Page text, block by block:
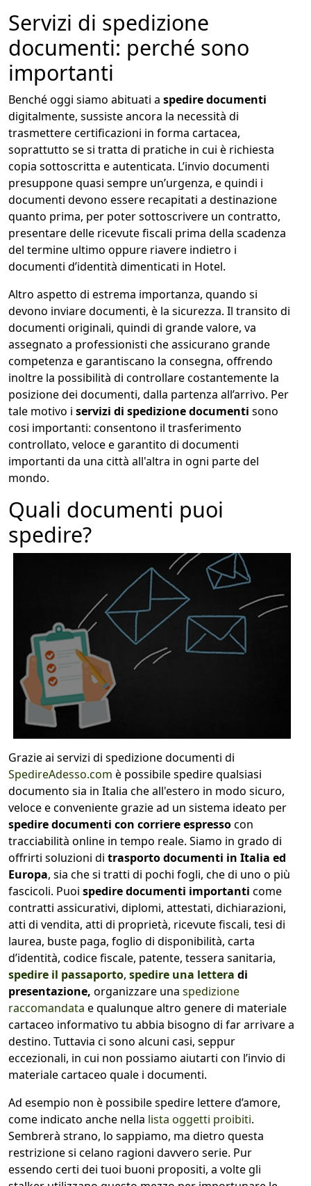
Servizi di spedizione
documenti: perché sono
importanti
Benché oggi siamo abituati a spedire documenti
digitalmente, sussiste ancora la necessità di
trasmettere certificazioni in forma cartacea,
soprattutto se si tratta di pratiche in cui è richiesta
copia sottoscritta e autenticata. L’invio documenti
presuppone quasi sempre un’urgenza, e quindi i
documenti devono essere recapitati a destinazione
quanto prima, per poter sottoscrivere un contratto,
presentare delle ricevute fiscali prima della scadenza
del termine ultimo oppure riavere indietro i
documenti d’identità dimenticati in Hotel.
Altro aspetto di estrema importanza, quando si
devono inviare documenti, è la sicurezza. Il transito di
documenti originali, quindi di grande valore, va
assegnato a professionisti che assicurano grande
competenza e garantiscano la consegna, offrendo
inoltre la possibilità di controllare costantemente la
posizione dei documenti, dalla partenza all’arrivo. Per
tale motivo i servizi di spedizione documenti sono
cosi importanti: consentono il trasferimento
controllato, veloce e garantito di documenti
importanti da una città all'altra in ogni parte del
mondo.
Quali documenti puoi
spedire?
Grazie ai servizi di spedizione documenti di
SpedireAdesso.com è possibile spedire qualsiasi
documento sia in Italia che all'estero in modo sicuro,
veloce e conveniente grazie ad un sistema ideato per
spedire documenti con corriere espressocon
tracciabilità online in tempo reale. Siamo in grado di
offrirti soluzioni di trasporto documenti in Italia ed
Europa, sia che si tratti di pochi fogli, che di uno o più
fascicoli. Puoi spedire documenti importanti come
contratti assicurativi, diplomi, attestati, dichiarazioni,
atti di vendita, atti di proprietà, ricevute fiscali, tesi di
laurea, buste paga, foglio di disponibilità, carta
d’identità, codice fiscale, patente, tessera sanitaria,
spedire il passaporto, spedire una lettera di
presentazione, organizzare una spedizione
raccomandata e qualunque altro genere di materiale
cartaceo informativo tu abbia bisogno di far arrivare a
destino. Tuttavia ci sono alcuni casi, seppur
eccezionali, in cui non possiamo aiutarti con l’invio di
materiale cartaceo quale i documenti.
Ad esempio non è possibile spedire lettere d’amore,
come indicato anche nella lista oggetti proibiti.
Sembrerà strano, lo sappiamo, ma dietro questa
restrizione si celano ragioni davvero serie. Pur
essendo certi dei tuoi buoni propositi, a volte gli